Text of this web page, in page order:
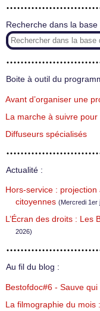
Recherche dans la
Boite à outil du
Avant d’organiser une
La marche à suivre
Diffuseurs spécialisés
Actualité :
Hors-service :
citoyennes (Mercredi 1er
L’Écran des droits : Les
2026)
Au fil du blog :
Bestofdoc#6 - Sauve
La filmographie du mois